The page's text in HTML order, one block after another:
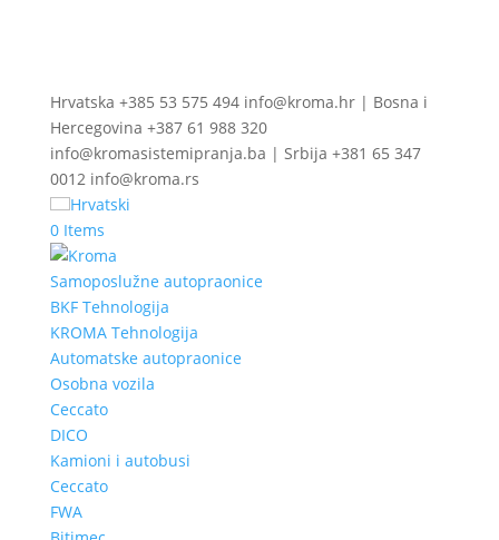
Hrvatska +385 53 575 494 info@kroma.hr | Bosna i
Hercegovina +387 61 988 320
info@kromasistemipranja.ba | Srbija +381 65 347
0012 info@kroma.rs
Hrvatski
0 Items
Samoposlužne autopraonice
BKF Tehnologija
KROMA Tehnologija
Automatske autopraonice
Osobna vozila
Ceccato
DICO
Kamioni i autobusi
Ceccato
FWA